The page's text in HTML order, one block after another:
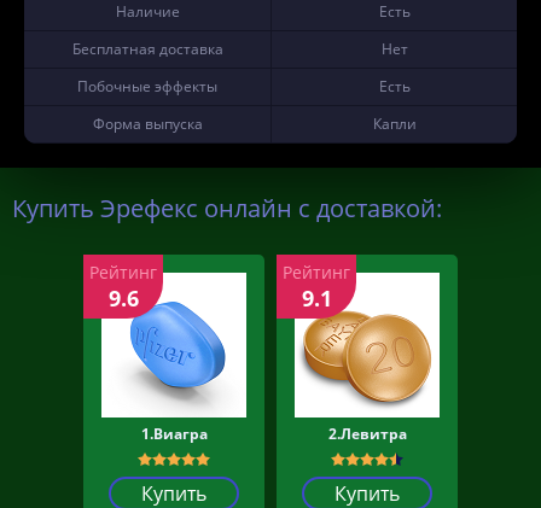
Наличие
Есть
Бесплатная доставка
Нет
Побочные эффекты
Есть
Форма выпуска
Капли
Купить Эрефекс онлайн с доставкой:
1.Виагра
Купить
Рейтинг
9.6
2.Левитра
Купить
Рейтинг
9.1